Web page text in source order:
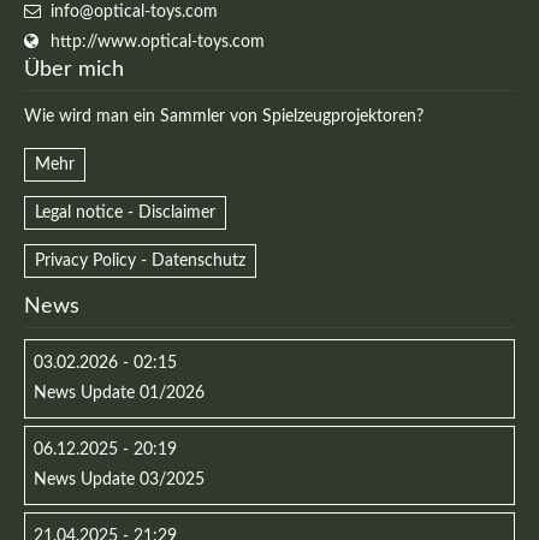
info@optical-toys.com
http://www.optical-toys.com
Über mich
Wie wird man ein Sammler von Spielzeugprojektoren?
Mehr
Legal notice - Disclaimer
Privacy Policy - Datenschutz
News
03.02.2026 - 02:15
News Update 01/2026
06.12.2025 - 20:19
News Update 03/2025
21.04.2025 - 21:29